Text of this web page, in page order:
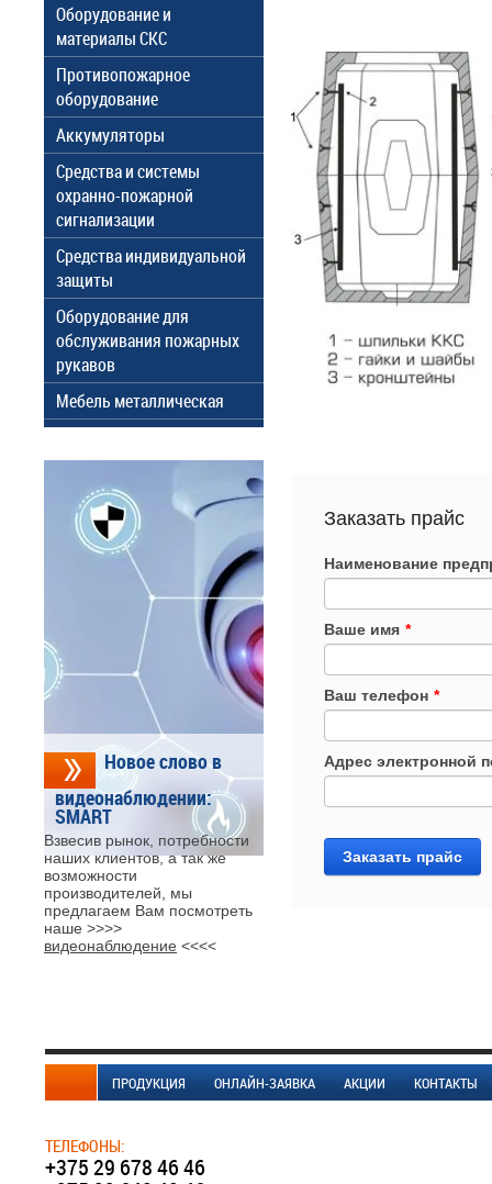
Заказать прайс
Наименование
Ваше имя *
Ваш телефон *
Адрес электронной
Заказать прайс
Оборудование и
материалы СКС
Противопожарное
оборудование
Аккумуляторы
Средства и системы
охранно-пожарной
сигнализации
Средства индивидуальной
защиты
Оборудование для
обслуживания пожарных
рукавов
Мебель металлическая
Новое слово в
видеонаблюдении:
SMART
Взвесив рынок, потребности
наших клиентов, а так же
возможности
производителей, мы
предлагаем Вам посмотреть
наше >>>>
видеонаблюдение <<<<
ПРОДУКЦИЯ ОНЛАЙН-ЗАЯВКА АКЦИИ КОНТАКТЫ
ТЕЛЕФОНЫ:
+375 29 678 46 46